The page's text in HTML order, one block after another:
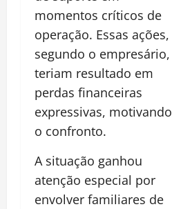
momentos críticos de
operação. Essas ações,
segundo o empresário,
teriam resultado em
perdas financeiras
expressivas, motivando
o confronto.
A situação ganhou
atenção especial por
envolver familiares de